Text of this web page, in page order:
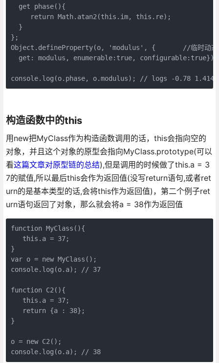
  get phase(){
     return Math.atan2(this.im, this.re);
  }
};
Object.defineProperty(o, 'modulus', {       //临时动态给o
get: modulus, enumerable:true,
console.log(o.phase, o.modulus); // logs -0.78 1.4142
构造函数中的this
用new把MyClass作为构造函数调用的话，this会指向空的
对象，并且这个对象的原型会指向MyClass.prototype(可以
看这篇文章对原型链的总结),但是调用的时候做了this.a = 3
7的赋值,所以最后this会作为返回值(没写return语句,或者ret
urn的是基本类型的话,会将this作为返回值)，第二个例子ret
urn语句返回了对象，那么就会将a = 38作为返回值
function MyClass(){
   this.a = 37;
}
var o = new MyClass();
console.log(o.a); // 37
function C2(){
   this.a = 37;
   return {a : 38};
}
o = new C2();
console.log(o.a); // 38